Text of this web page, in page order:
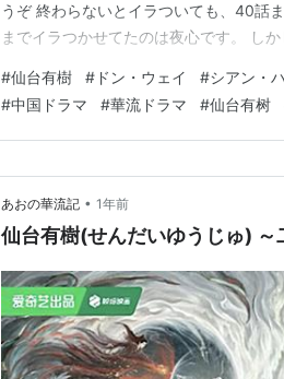
うぞ 終わらないとイラついても、40話
までイラつかせてたのは夜心です。 し
大いに褒めたいところです。 他ドラマ
った冉舞なのです…
#仙台有樹 # ドン・ウェイ #シアン・
#中国ドラマ #華流ドラマ #仙台有树
あおの華流記 • 1年前
仙台有樹(せんだいゆうじゅ)